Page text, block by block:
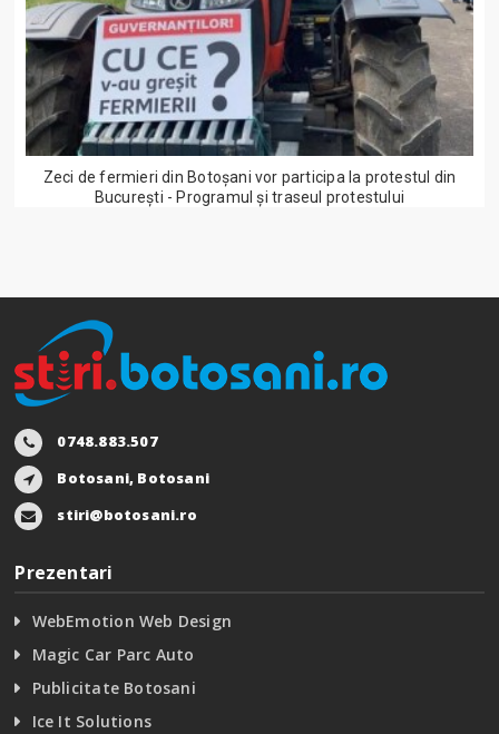
Zeci de fermieri din Botoșani vor participa la protestul din
București - Programul și traseul protestului
0748.883.507
Botosani, Botosani
stiri@botosani.ro
Prezentari
WebEmotion Web Design
Magic Car Parc Auto
Publicitate Botosani
Ice It Solutions